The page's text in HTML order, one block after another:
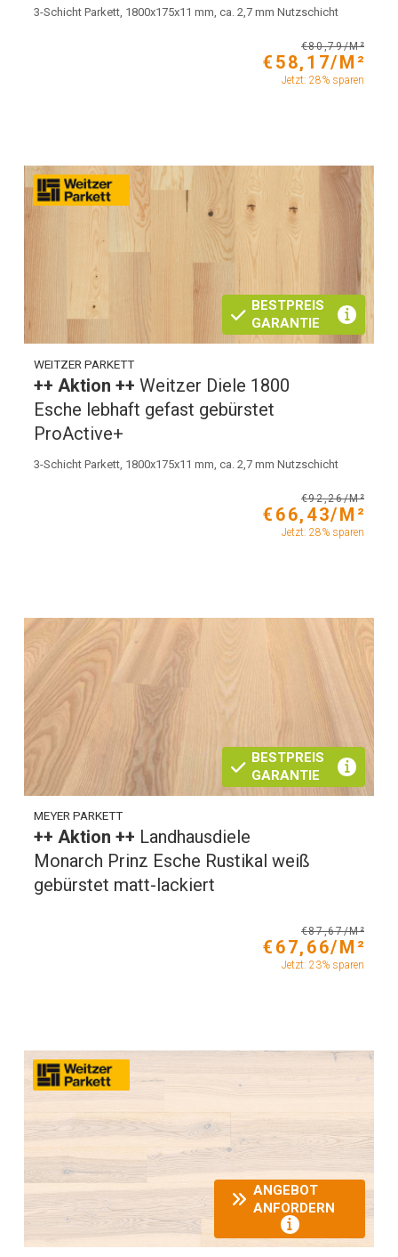
3-Schicht Parkett, 1800x175x11 mm, ca. 2,7 mm Nutzschicht
€80,79/M²
€58,17/M²
Jetzt: 28% sparen
BESTPREIS
GARANTIE
WEITZER PARKETT
++ Aktion ++Weitzer Diele 1800
Esche lebhaft gefast gebürstet
ProActive+
3-Schicht Parkett, 1800x175x11 mm, ca. 2,7 mm Nutzschicht
€92,26/M²
€66,43/M²
Jetzt: 28% sparen
BESTPREIS
GARANTIE
MEYER PARKETT
++ Aktion ++ Landhausdiele
Monarch Prinz Esche Rustikal weiß
gebürstet matt-lackiert
€87,67/M²
€67,66/M²
Jetzt: 23% sparen
ANGEBOT
ANFORDERN